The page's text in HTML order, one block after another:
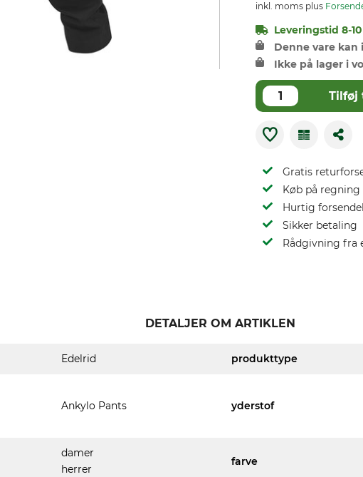
inkl. moms plus
Leveringstid 8-
Denne vare kan
Ikke på lager i
Tilføj
Gratis
Køb på
Hurtig
Sikker betaling
Rådgivning fra
DETALJER OM ARTIKLEN
Edelrid produkttype
Ankylo Pants yderstof
damer
herrer
farve